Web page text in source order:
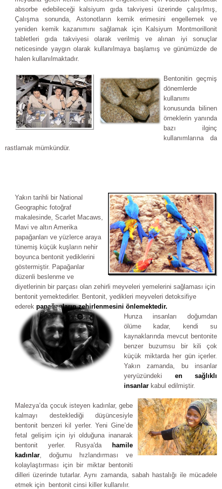
absorbe edebileceği kalsiyum gıda takviyesi üzerinde çalışılmış,
Çalışma sonunda, Astonotların kemik erimesini engellemek ve
yeniden kemik kazanımını sağlamak için Kalsiyum Montmorillonit
tabletleri gıda takviyesi olarak verilmiş ve alınan iyi sonuçlar
neticesinde yaygın olarak kullanılmaya başlamış ve günümüzde de
halen kullanılmaktadır.
Bentonitin geçmiş
dönemlerde
kullanımı
konusunda bilinen
örneklerin yanında
bazı ilginç
kullanımlarına da
rastlamak mümkündür.
Yakın tarihli bir National
Geographic fotoğraf
makalesinde, Scarlet Macaws,
Mavi ve altın Amerika
papağanları ve yüzlerce araya
tünemiş küçük kuşların nehir
boyunca bentonit yediklerini
göstermiştir. Papağanlar
düzenli beslenme ve
diyetlerinin bir parçası olan zehirli meyveleri yemelerini sağlaması için
bentonit yemektedirler. Bentonit, yedikleri meyveleri detoksifiye
ederek papağanların zehirlenmesini önlemektedir.
Hunza insanları doğumdan
ölüme kadar, kendi su
kaynaklarında mevcut bentonite
benzer buzumsu bir kili çok
küçük miktarda her gün içerler.
Yakın zamanda, bu insanlar
yeryüzündeki en sağlıklı
insanlar kabul edilmiştir.
Malezya’da çocuk isteyen kadınlar, gebe
kalmayı desteklediği düşüncesiyle
bentonit benzeri kil yerler. Yeni Gine’de
fetal gelişim için iyi olduğuna inanarak
bentonit yerler. Rusya'da
hamile
kadınlar, doğumu hızlandırması ve
kolaylaştırması için bir miktar bentoniti
dilleri üzerinde tutarlar. Aynı zamanda, sabah hastalığı ile mücadele
etmek için bentonit cinsi killer kullanılır.